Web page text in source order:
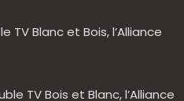
TV Blanc et Bois, l’Alliance
TV Bois et Blanc, l’Alliance